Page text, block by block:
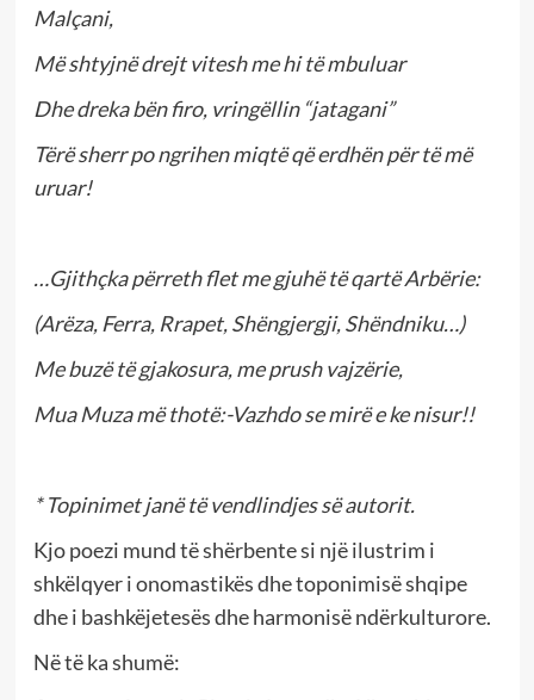
Malçani,
Më shtyjnë drejt vitesh me hi të mbuluar
Dhe dreka bën firo, vringëllin “jatagani”
Tërë sherr po ngrihen miqtë që erdhën për të më
uruar!
…Gjithçka përreth flet me gjuhë të qartë Arbërie:
(Arëza, Ferra, Rrapet, Shëngjergji, Shëndniku…)
Me buzë të gjakosura, me prush vajzërie,
Mua Muza më thotë:-Vazhdo se mirë e ke nisur!!
* Topinimet janë të vendlindjes së autorit.
Kjo poezi mund të shërbente si një ilustrim i
shkëlqyer i onomastikës dhe toponimisë shqipe
dhe i bashkëjetesës dhe harmonisë ndërkulturore.
Në të ka shumë: